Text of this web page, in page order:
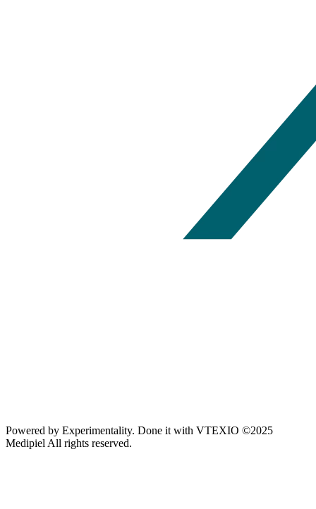
Powered by Experimentality. Done it with VTEXIO ©2025
Medipiel All rights reserved.